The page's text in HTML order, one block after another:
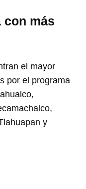
con más
el mayor
por el programa
y